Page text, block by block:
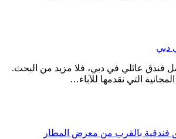
دبي
فندق عائلي في دبي، فلا مزيد من البحث.
التي نقدمها للآباء…
فندقية بالقرب من معرض المطار